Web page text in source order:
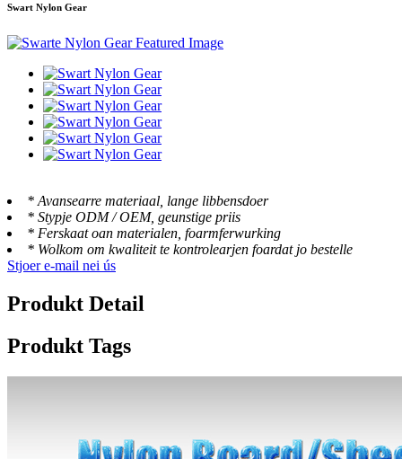
Swart Nylon Gear
* Avansearre materiaal, lange libbensdoer
* Stypje ODM / OEM, geunstige priis
* Ferskaat oan materialen, foarmferwurking
* Wolkom om kwaliteit te kontrolearjen foardat jo bestelle
Stjoer e-mail nei ús
Produkt Detail
Produkt Tags